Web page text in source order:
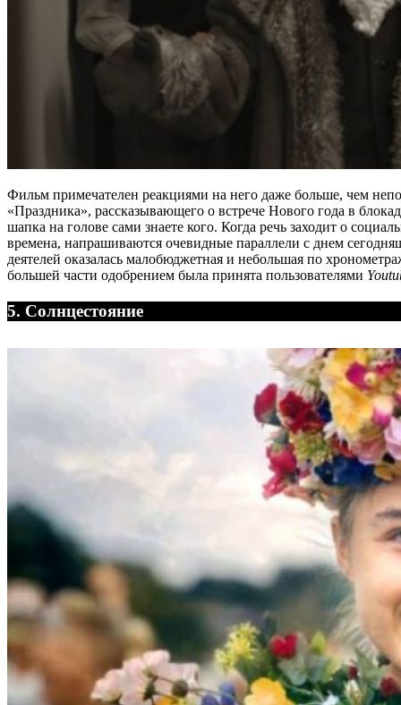
Фильм примечателен реакциями на него даже больше, чем
«Праздника», рассказывающего о встрече Нового года в
шапка на голове сами знаете кого. Когда речь заходит о
времена, напрашиваются очевидные параллели с днем
деятелей оказалась малобюджетная и небольшая по
большей части одобрением была принята пользователями
5. Солнцестояние